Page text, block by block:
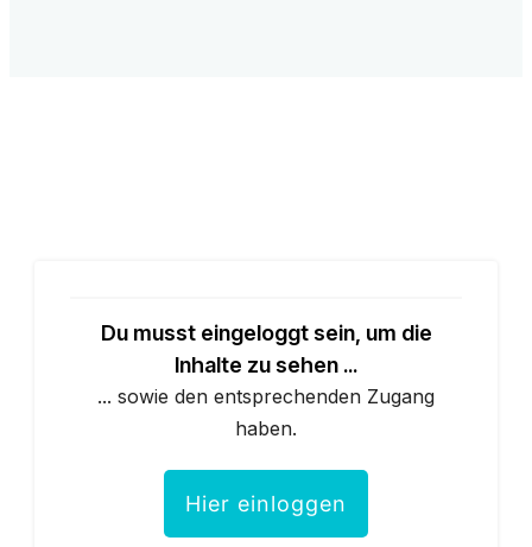
Du musst eingeloggt sein, um die
Inhalte zu sehen ...
... sowie den entsprechenden Zugang
haben.
Hier einloggen